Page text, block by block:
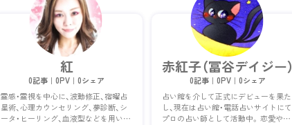
紅
0記事｜0PV｜0シェア
霊感・霊視を中心に、波動修正、宿曜占
星術、心理カウンセリング、夢診断、シ
ータ・ヒーリング、血液型などを用いて
赤紅子（冨谷デイジー）
0記事｜0PV｜0シェア
占い館を介して正式にデビューを果た
し、現在は占い館・電話占いサイトにて
プロの占い師として活動中。 恋愛や対